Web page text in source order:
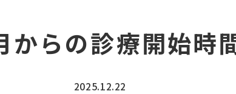
からの診療開始時
2025.12.22